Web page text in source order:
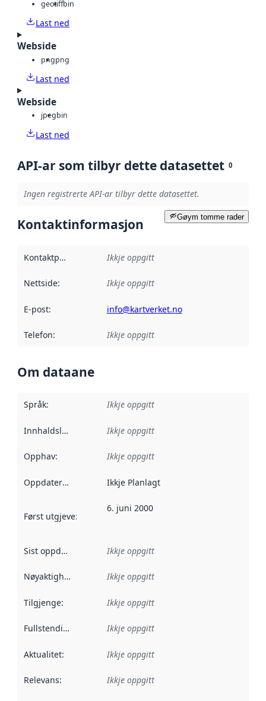
geotiffbin
Last ned
Webside
pngpng
Last ned
Webside
jpegbin
Last ned
API-ar som tilbyr dette datasettet 0
Ingen registrerte API-ar tilbyr dette datasettet.
Gøym tomme rader
Kontaktinformasjon
Kontaktpunkt Ikkje oppgitt
Nettside: Ikkje oppgitt
E-post: info@kartverket.no
Telefon: Ikkje oppgitt
Om dataane
Språk: Ikkje oppgitt
Innhaldsleverandørar :
Ikkje oppgitt
Opphav: Ikkje oppgitt
Oppdateringsfrekvens :
Ikkje Planlagt
Først utgjeve: Denne datoen seier når dataa i dette
6. juni 2000
Sist oppdatert Ikkje oppgitt
Nøyaktigheit Ikkje oppgitt
Tilgjenge: Ikkje oppgitt
Fullstendigheit Ikkje oppgitt
Aktualitet: Ikkje oppgitt
Relevans: Ikkje oppgitt